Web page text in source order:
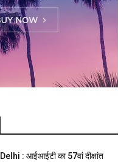
Delhi : आईआईटी का 57वां दीक्षांत